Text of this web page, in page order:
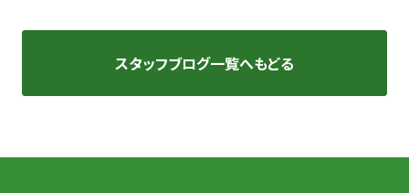
スタッフブログ一覧へもどる